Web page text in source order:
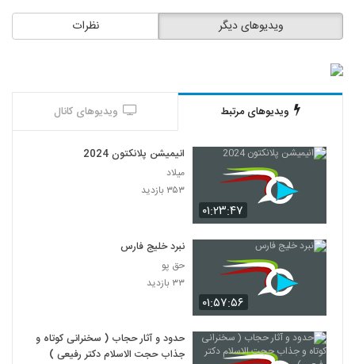
نظرات ویدیوهای دیگر
ویدیوهای مرتبط ویدیوهای کانال
۰۱:۲۳:۴۷
انیمیشن پلانکتون 2024
میلاد
۳۵۳ بازدید
۰۱:۵۷:۵۶
نبرد خلیج فارس
حق پو
۳۳ بازدید
حدود و آثار حجاب ( سخنرانی کوتاه و
جذاب حجت الاسلام دکتر رفیعی )